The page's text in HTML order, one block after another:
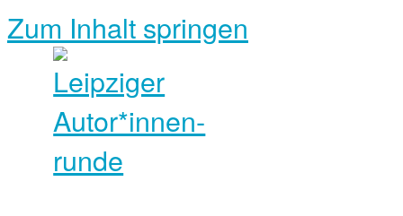
Zum Inhalt springen